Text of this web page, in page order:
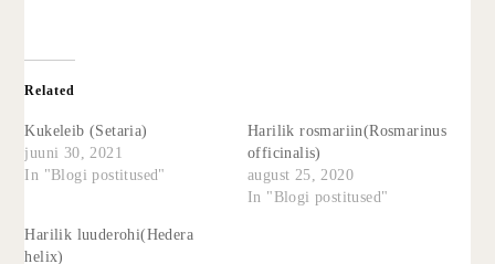
Related
Kukeleib (Setaria)
juuni 30, 2021
In "Blogi postitused"
Harilik rosmariin(Rosmarinus
officinalis)
august 25, 2020
In "Blogi postitused"
Harilik luuderohi(Hedera
helix)